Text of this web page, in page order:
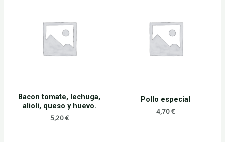
Bacon tomate, lechuga,
alioli, queso y huevo.
5,20€
Pollo especial
4,70€